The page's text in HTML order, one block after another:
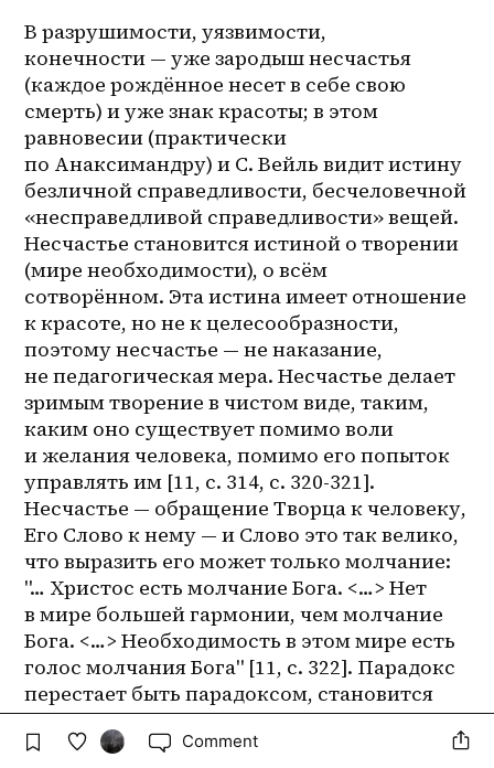
В разрушимости, уязвимости,
конечности — уже зародыш несчастья
(каждое рождённое несет в себе свою
смерть) и уже знак красоты; в этом
равновесии (практически
по Анаксимандру) и С. Вейль видит истину
безличной справедливости, бесчеловечной
«несправедливой справедливости» вещей.
Несчастье становится истиной о творении
(мире необходимости), о всём
сотворённом. Эта истина имеет отношение
к красоте, но не к целесообразности,
поэтому несчастье — не наказание,
не педагогическая мера. Несчастье делает
зримым творение в чистом виде, таким,
каким оно существует помимо воли
и желания человека, помимо его попыток
управлять им [11, с. 314, с. 320-321].
Несчастье — обращение Творца к человеку,
Его Слово к нему — и Слово это так велико,
что выразить его может только молчание:
"… Христос есть молчание Бога. <…> Нет
в мире большей гармонии, чем молчание
Бога. <…> Необходимость в этом мире есть
голос молчания Бога" [11, с. 322]. Парадокс
перестает быть парадоксом, становится
ясным и однозначным утверждением,
в которое можно именно поверить: это
Comment